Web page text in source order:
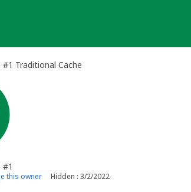
Traditional Cache
#1
this owner Hidden : 3/2/2022